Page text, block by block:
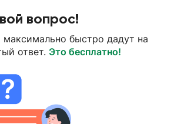
вопрос!
максимально быстро дадут на
ответ. Это бесплатно!